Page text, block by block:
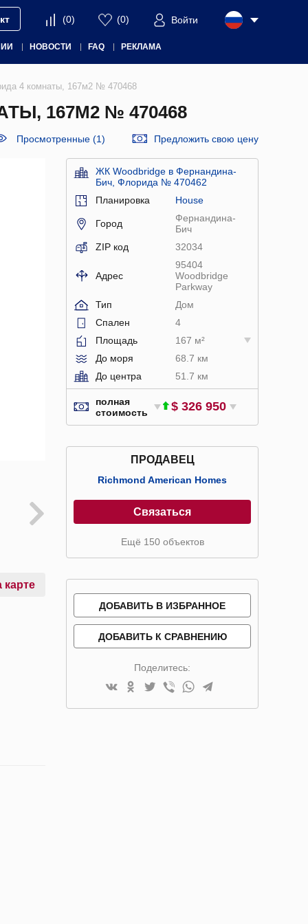
(0) (0) Войти
НОВОСТИ FAQ РЕКЛАМА
4 комнаты, 167м2 № 470468
167М2 № 470468
Просмотренные (1) Предложить свою цену
карте
ЖК Woodbridge в Фернандина-
Бич, Флорида № 470462
Планировка
House
Город
Фернандина-
Бич
ZIP код
32034
Адрес
95404
Woodbridge
Parkway
Тип
Дом
Спален
4
Площадь
167 м²
До моря
68.7 км
До центра
51.7 км
полная
стоимость
$ 326 950
ПРОДАВЕЦ
Richmond American Homes
Связаться
Ещё 150 объектов
ДОБАВИТЬ В ИЗБРАННОЕ
ДОБАВИТЬ К СРАВНЕНИЮ
Поделитесь: